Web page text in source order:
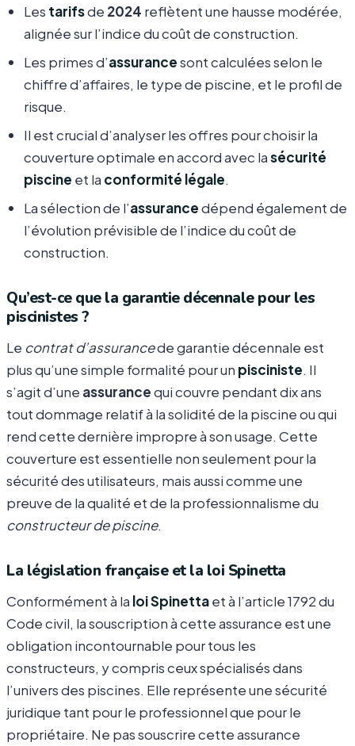
Les tarifsde 2024 reflètent une hausse modérée,
alignée sur l’indice du coût de construction.
Les primes d’assurancesont calculées selon le
chiffre d’affaires, le type de piscine, et le profil de
risque.
Il est crucial d’analyser les offres pour choisir la
couverture optimale en accord avec lasécurité
piscine et la conformité légale.
La sélection de l’assurancedépend également de
l’évolution prévisible de l’indice du coût de
construction.
Qu’est-ce que la garantie décennale pour les
piscinistes ?
Le contrat d’assurancede garantie décennale est
plus qu’une simple formalité pour un pisciniste. Il
s’agit d’une assurancequi couvre pendant dix ans
tout dommage relatif à la solidité de la piscine ou qui
rend cette dernière impropre à son usage. Cette
couverture est essentielle non seulement pour la
sécurité des utilisateurs, mais aussi comme une
preuve de la qualité et de la professionnalisme du
constructeur de piscine.
La législation française et la loi Spinetta
Conformément à la loi Spinettaet à l’article 1792 du
Code civil, la souscription à cette assurance est une
obligation incontournable pour tous les
constructeurs, y compris ceux spécialisés dans
l’univers des piscines. Elle représente une sécurité
juridique tant pour le professionnel que pour le
propriétaire. Ne pas souscrire cette assurance